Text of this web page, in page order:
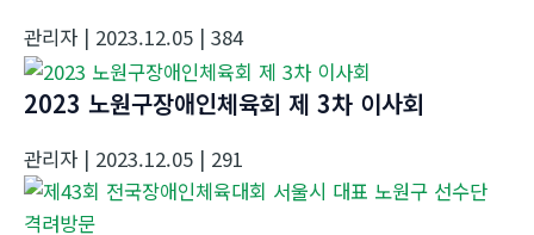
관리자 | 2023.12.05 | 384
2023 노원구장애인체육회 제 3차 이사회
관리자 | 2023.12.05 | 291